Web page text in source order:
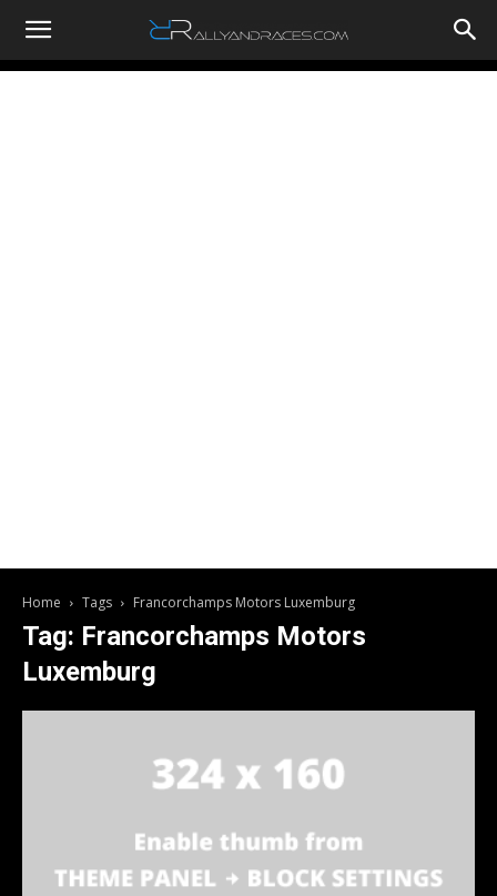
RallyandRaces.com
Home Tags Francorchamps Motors Luxemburg
Tag: Francorchamps Motors
Luxemburg